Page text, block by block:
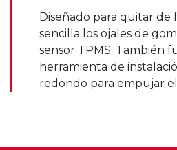
Diseñado para quitar de
sencilla los ojales de
sensor TPMS. También
herramienta de
redondo para empujar